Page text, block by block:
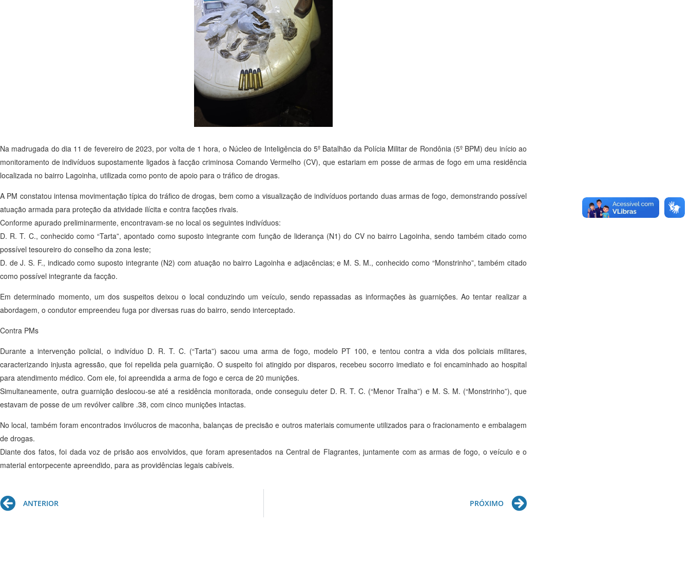
Na madrugada do dia 11 de fevereiro de 2023, por volta de 1 hora, o Núcleo de Inteligência do 5º Batalhão da Polícia Militar de Rondônia (5º BPM) deu início ao
monitoramento de indivíduos supostamente ligados à facção criminosa Comando Vermelho (CV), que estariam em posse de armas de fogo em uma residência
localizada no bairro Lagoinha, utilizada como ponto de apoio para o tráfico de drogas.
A PM constatou intensa movimentação típica do tráfico de drogas, bem como a visualização de indivíduos portando duas armas de fogo, demonstrando possível
atuação armada para proteção da atividade ilícita e contra facções rivais.
Conforme apurado preliminarmente, encontravam-se no local os seguintes indivíduos:
D. R. T. C., conhecido como “Tarta”, apontado como suposto integrante com função de liderança (N1) do CV no bairro Lagoinha, sendo também citado como
possível tesoureiro do conselho da zona leste;
D. de J. S. F., indicado como suposto integrante (N2) com atuação no bairro Lagoinha e adjacências; e M. S. M., conhecido como “Monstrinho”, também citado
como possível integrante da facção.
Em determinado momento, um dos suspeitos deixou o local conduzindo um veículo, sendo repassadas as informações às guarnições. Ao tentar realizar a
abordagem, o condutor empreendeu fuga por diversas ruas do bairro, sendo interceptado.
Contra PMs
Durante a intervenção policial, o indivíduo D. R. T. C. (“Tarta”) sacou uma arma de fogo, modelo PT 100, e tentou contra a vida dos policiais militares,
caracterizando injusta agressão, que foi repelida pela guarnição. O suspeito foi atingido por disparos, recebeu socorro imediato e foi encaminhado ao hospital
para atendimento médico. Com ele, foi apreendida a arma de fogo e cerca de 20 munições.
Simultaneamente, outra guarnição deslocou-se até a residência monitorada, onde conseguiu deter D. R. T. C. (“Menor Tralha”) e M. S. M. (“Monstrinho”), que
estavam de posse de um revólver calibre .38, com cinco munições intactas.
No local, também foram encontrados invólucros de maconha, balanças de precisão e outros materiais comumente utilizados para o fracionamento e embalagem
de drogas.
Diante dos fatos, foi dada voz de prisão aos envolvidos, que foram apresentados na Central de Flagrantes, juntamente com as armas de fogo, o veículo e o
material entorpecente apreendido, para as providências legais cabíveis.
Prev
ANTERIOR PRÓXIMO Next